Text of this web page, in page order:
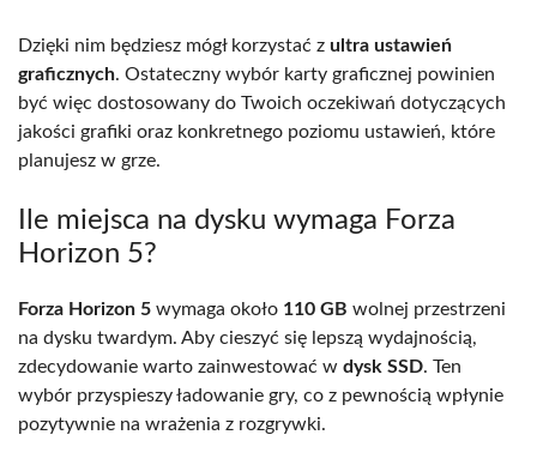
Dzięki nim będziesz mógł korzystać z ultra ustawień
graficznych. Ostateczny wybór karty graficznej powinien
być więc dostosowany do Twoich oczekiwań dotyczących
jakości grafiki oraz konkretnego poziomu ustawień, które
planujesz w grze.
Ile miejsca na dysku wymaga Forza
Horizon 5?
Forza Horizon 5 wymaga około 110 GB wolnej przestrzeni
na dysku twardym. Aby cieszyć się lepszą wydajnością,
zdecydowanie warto zainwestować w dysk SSD. Ten
wybór przyspieszy ładowanie gry, co z pewnością wpłynie
pozytywnie na wrażenia z rozgrywki.